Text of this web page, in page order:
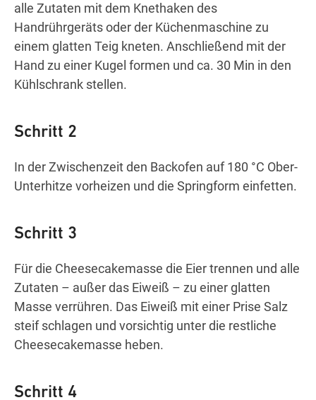
alle Zutaten mit dem Knethaken des
Handrührgeräts oder der Küchenmaschine zu
einem glatten Teig kneten. Anschließend mit der
Hand zu einer Kugel formen und ca. 30 Min in den
Kühlschrank stellen.
Schritt 2
In der Zwischenzeit den Backofen auf 180 °C Ober-
Unterhitze vorheizen und die Springform einfetten.
Schritt 3
Für die Cheesecakemasse die Eier trennen und alle
Zutaten – außer das Eiweiß – zu einer glatten
Masse verrühren. Das Eiweiß mit einer Prise Salz
steif schlagen und vorsichtig unter die restliche
Cheesecakemasse heben.
Schritt 4